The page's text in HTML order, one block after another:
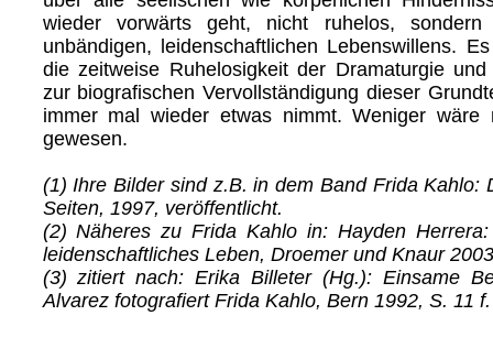
wieder vorwärts geht, nicht ruhelos,
unbändigen, leidenschaftlichen Lebenswillens.
die zeitweise Ruhelosigkeit der Dramaturgie
zur biografischen Vervollständigung dieser
immer mal wieder etwas nimmt. Weniger wäre
gewesen.
(1) Ihre Bilder sind z.B. in dem Band Frida Kahlo:
Seiten, 1997, veröffentlicht.
(2) Näheres zu Frida Kahlo in: Hayden
leidenschaftliches Leben, Droemer und Knaur
(3) zitiert nach: Erika Billeter (Hg.): Einsame
Alvarez fotografiert Frida Kahlo, Bern 1992, S. 11 f.